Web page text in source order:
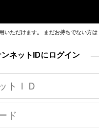
いただけます。 まだお持ちでない方は
ンネットIDにログイン